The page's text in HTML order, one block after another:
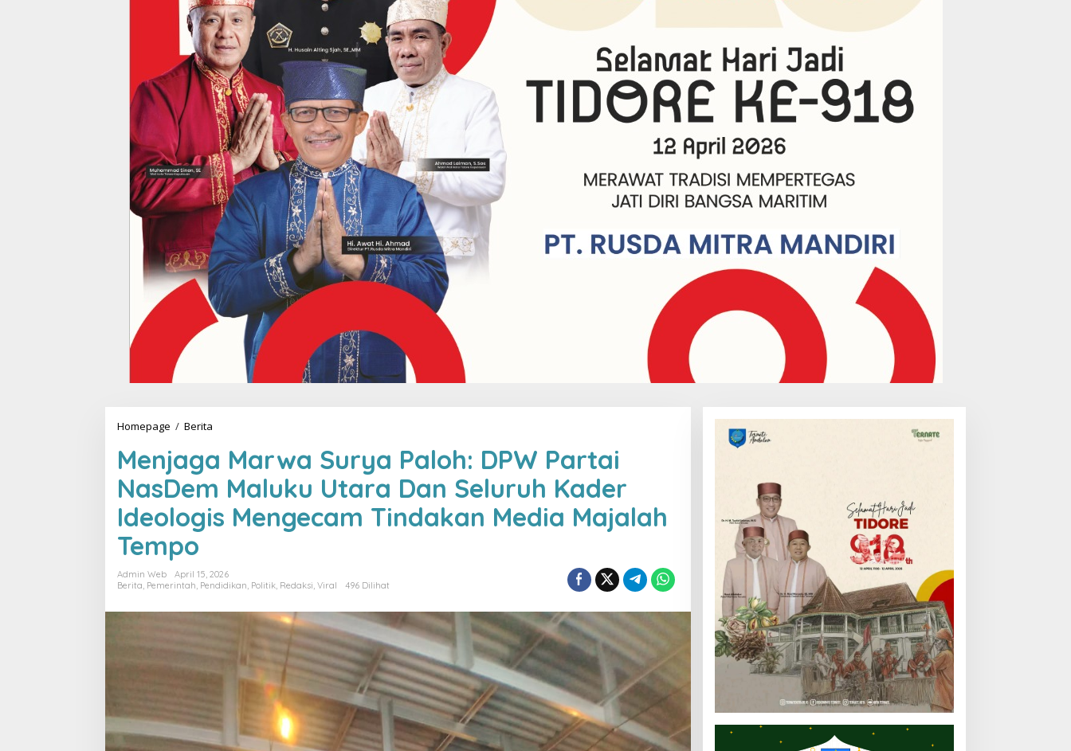
Homepage / Berita
n
j
a
g
a
M
w
a
u
h
:
Menjaga Marwa Surya Paloh: DPW Partai
NasDem Maluku Utara Dan Seluruh Kader
Ideologis Mengecam Tindakan Media Majalah
Tempo
Admin Web
April 15, 2026
Berita, Pemerintah, Pendidikan, Politik, Redaksi, Viral 496 Dilihat